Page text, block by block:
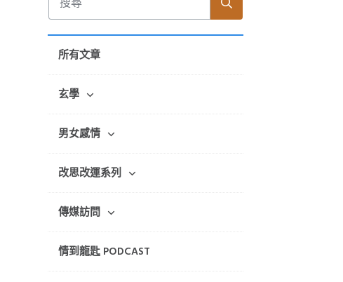
所有文章
玄學
男女感情
改思改運系列
傳媒訪問
情到龍匙 PODCAST